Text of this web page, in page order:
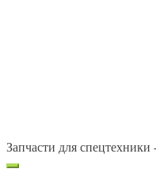
Запчасти для